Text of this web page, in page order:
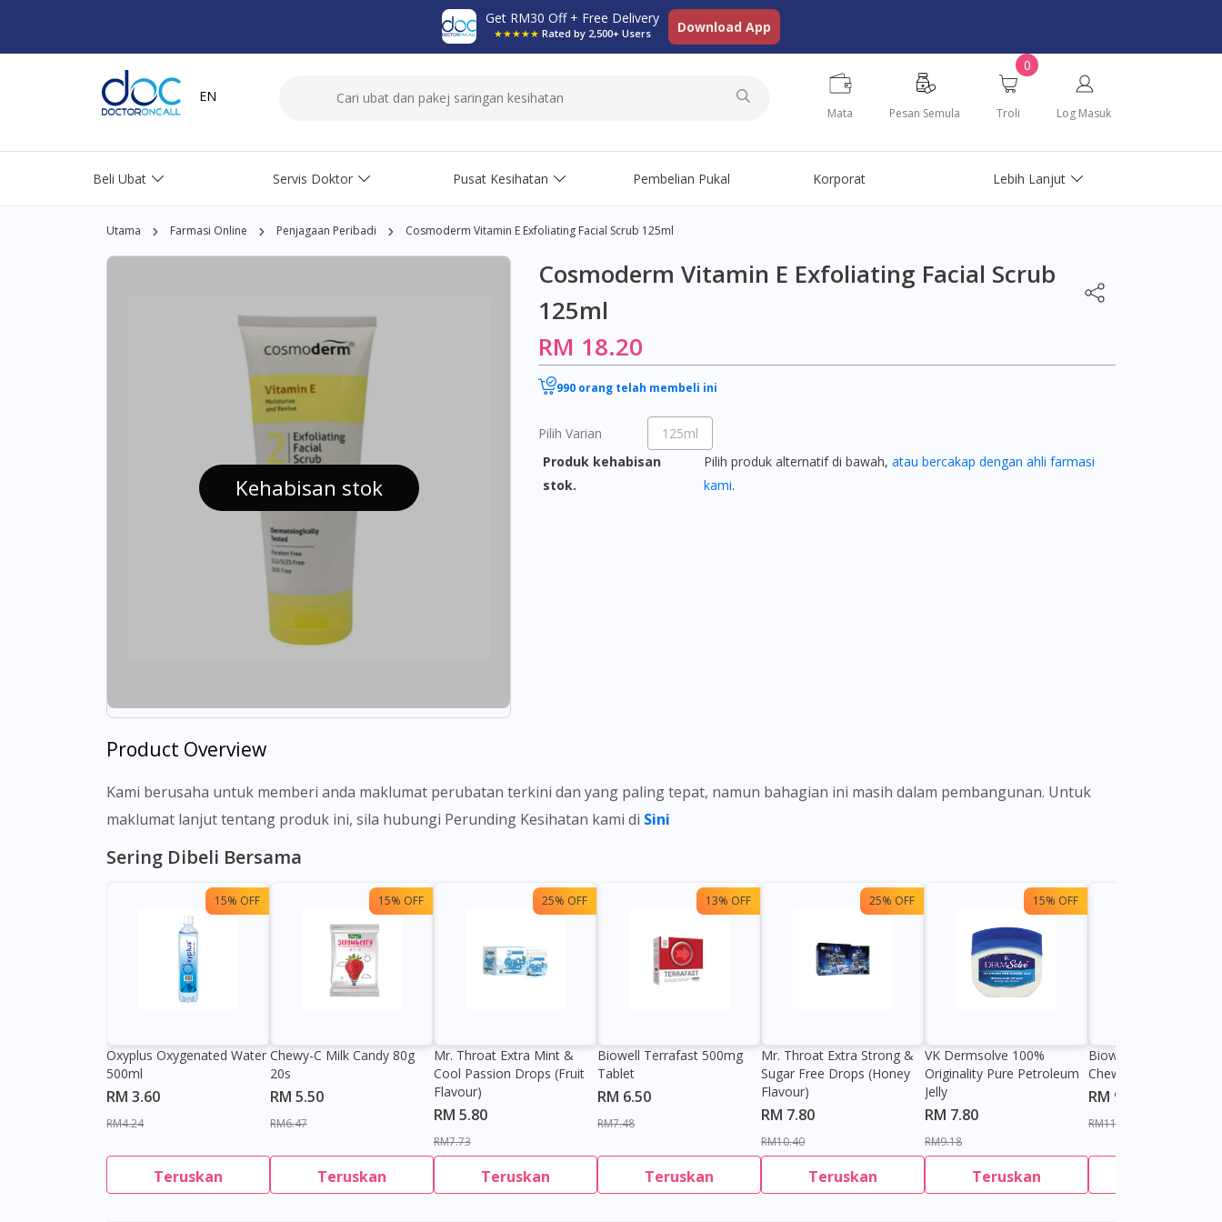
Get RM30 Off + Free Delivery
★★★★★ Rated by 2,500+ Users Download App
EN
Mata Pesan Semula
0
Troli Log Masuk
Beli Ubat Servis Doktor Pusat Kesihatan Pembelian Pukal Korporat Lebih Lanjut
Utama Farmasi Online Penjagaan Peribadi Cosmoderm Vitamin E Exfoliating Facial Scrub 125ml
Kehabisan stok
Cosmoderm Vitamin E Exfoliating Facial Scrub
125ml
RM 18.20
990 orang telah membeli ini
Pilih Varian
125ml
Produk kehabisan
stok.
Pilih produk alternatif di bawah,atau bercakap dengan ahli farmasi
kami.
Product Overview
Kami berusaha untuk memberi anda maklumat perubatan terkini dan yang paling tepat, namun bahagian ini masih dalam pembangunan. Untuk
maklumat lanjut tentang produk ini, sila hubungi Perunding Kesihatan kami di Sini
Sering Dibeli Bersama
15% OFF
Oxyplus Oxygenated Water
500ml
RM 3.60
RM4.24
Teruskan
15% OFF
Chewy-C Milk Candy 80g
20s
RM 5.50
RM6.47
Teruskan
25% OFF
Mr. Throat Extra Mint &
Cool Passion Drops (Fruit
Flavour)
RM 5.80
RM7.73
Teruskan
13% OFF
Biowell Terrafast 500mg
Tablet
RM 6.50
RM7.48
Teruskan
25% OFF
Mr. Throat Extra Strong &
Sugar Free Drops (Honey
Flavour)
RM 7.80
RM10.40
Teruskan
15% OFF
VK Dermsolve 100%
Originality Pure Petroleum
Jelly
RM 7.80
RM9.18
Teruskan
Biowell Zeero 200mg
Chewable Tablet
RM 9.80
RM11.27